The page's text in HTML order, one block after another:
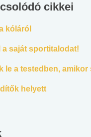
cikkei
kóláról
a saját sportitalodat!
le a testedben,
helyett